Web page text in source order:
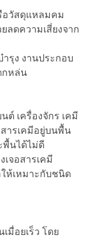
อวัสดุแหลมคม
ลดความเสี่ยงจาก
รุง งานประกอบ
กหล่น
ต์ เครื่องจักร เคมี
ารเคมีอยู่บนพื้น
พื้นได้ไม่ดี
จอสารเคมี
ให้เหมาะกับชนิด
มื่อยเร็ว โดย